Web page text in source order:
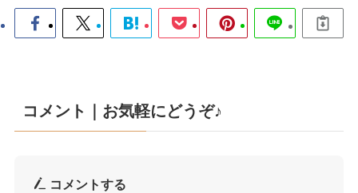
コメント｜お気軽にどうぞ♪
コメントする